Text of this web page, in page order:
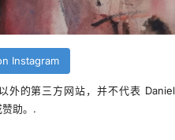
Instagram
外的第三方网站，并不代表 Daniel
助。.